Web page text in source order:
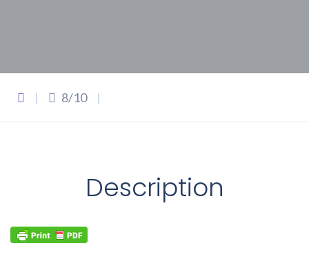
| 8/10 |
Description